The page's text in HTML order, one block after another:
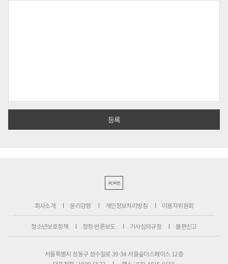
PC버전
회사소개 윤리강령 개인정보처리방침 이용자위원회
청소년보호정책 정정·반론보도 기사심의규정 불편신고
서울특별시 성동구 성수일로 39-34 서울숲더스페이스 12층